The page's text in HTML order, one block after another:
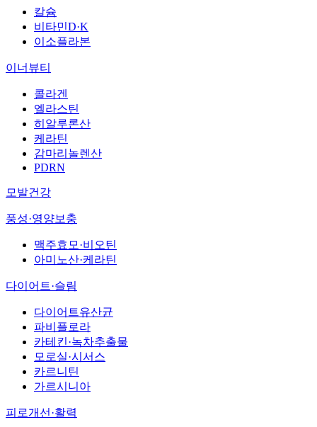
칼슘
비타민D·K
이소플라본
이너뷰티
콜라겐
엘라스틴
히알루론산
케라틴
감마리놀렌산
PDRN
모발건강
풍성·영양보충
맥주효모·비오틴
아미노산·케라틴
다이어트·슬림
다이어트유산균
파비플로라
카테킨·녹차추출물
모로실·시서스
카르니틴
가르시니아
피로개선·활력